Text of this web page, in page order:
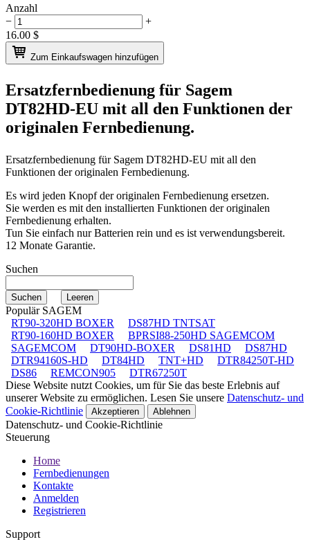
Anzahl
−
+
16.00 $
Zum Einkaufswagen hinzufügen
Ersatzfernbedienung für Sagem
DT82HD-EU mit all den Funktionen der
originalen Fernbedienung.
Ersatzfernbedienung fürSagem DT82HD-EU mit all den
Funktionen der originalen Fernbedienung.
Es wird jeden Knopf der originalen Fernbedienung ersetzen.
Sie werden es mit den installierten Funktionen der originalen
Fernbedienung erhalten.
Tun Sie einfach nur Batterien rein und es ist verwendungsbereit.
12 Monate Garantie.
Suchen
Populär SAGEM
RT90-320HD BOXER
DS87HD TNTSAT
RT90-160HD BOXER
BPRSI88-250HD SAGEMCOM
SAGEMCOM
DT90HD-BOXER DS81HD
DS87HD
DTR94160S-HD
DT84HD TNT+HD
DTR84250T-HD
DS86
REMCON905
DTR67250T
Diese Website nutzt Cookies, um für Sie das beste Erlebnis auf
unserer Website zu ermöglichen. Lesen Sie unsere Datenschutz- und
Cookie-Richtlinie
Akzeptieren Ablehnen
Datenschutz- und Cookie-Richtlinie
Steuerung
Home
Fernbedienungen
Kontakte
Anmelden
Registrieren
Support